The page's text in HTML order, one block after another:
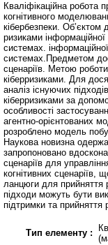
Кваліфікаційна робота
когнітивного
кібербезпеки. Об’єктом
ризиками
системах.
системах.Предметом
сценаріїв. Метою
кіберризиками. Для
аналіз існуючих
кіберризиками за
особливості
агентно-орієнтованих
розроблено модель
Наукова новизна
запропоновано
сценаріїв для
когнітивних сценаріїв,
ланцюги для прийняття
підходи можуть бути
підтримки та прийняття
Тип елементу :